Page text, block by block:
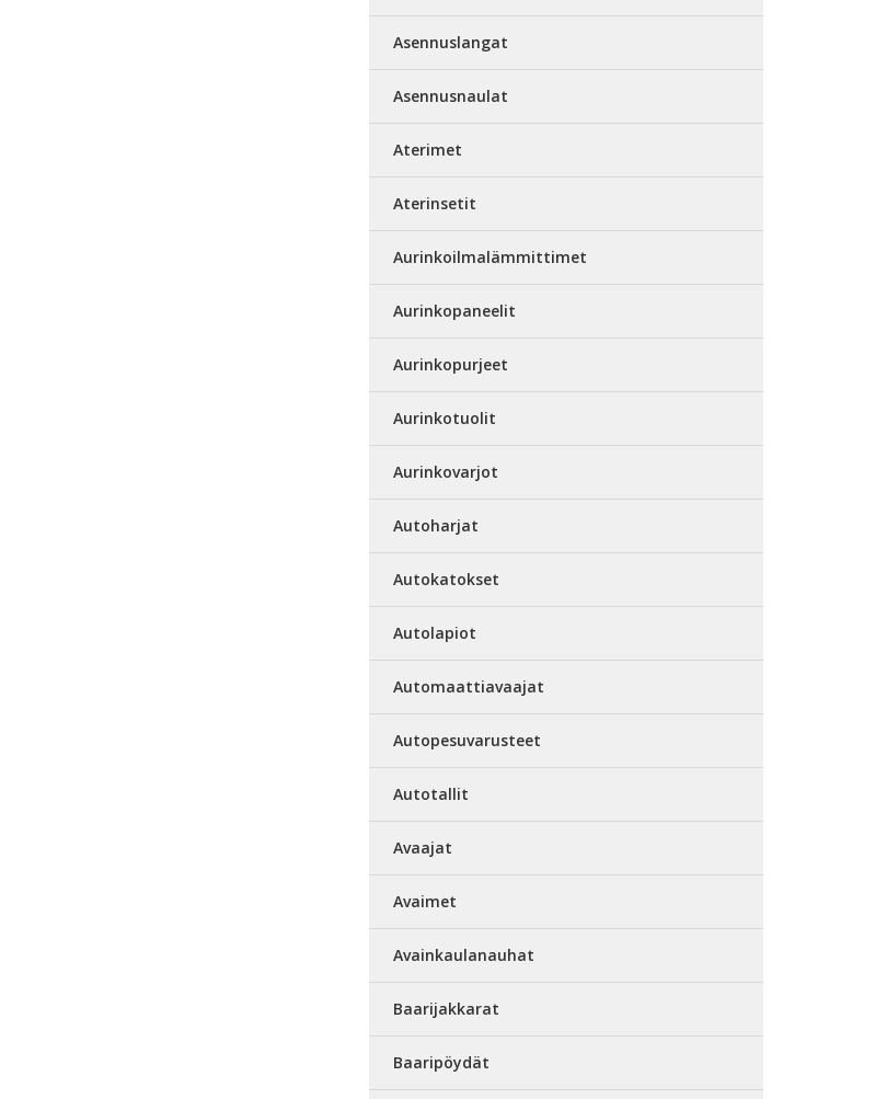
Asennuslangat
Asennusnaulat
Aterimet
Aterinsetit
Aurinkoilmalämmittimet
Aurinkopaneelit
Aurinkopurjeet
Aurinkotuolit
Aurinkovarjot
Autoharjat
Autokatokset
Autolapiot
Automaattiavaajat
Autopesuvarusteet
Autotallit
Avaajat
Avaimet
Avainkaulanauhat
Baarijakkarat
Baaripöydät